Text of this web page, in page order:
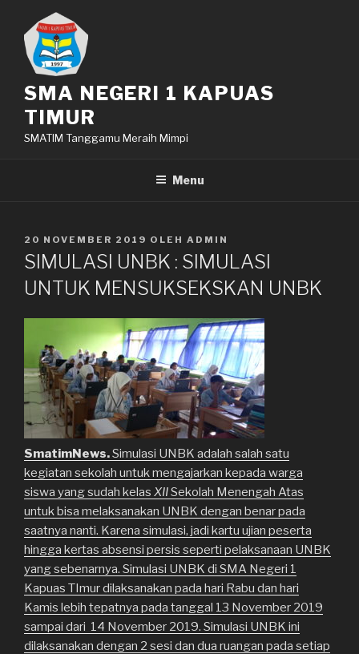
konten
SMA NEGERI 1 KAPUAS
TIMUR
SMATIM Tanggamu Meraih Mimpi
Menu
DIPOSKAN
PADA
20 NOVEMBER 2019 OLEH ADMIN
SIMULASI UNBK : SIMULASI
UNTUK MENSUKSEKSKAN UNBK
SmatimNews.Simulasi UNBK adalah salah satu
kegiatan sekolah untuk mengajarkan kepada warga
siswa yang sudah kelas XIISekolah Menengah Atas
untuk bisa melaksanakan UNBK dengan benar pada
saatnya nanti. Karena simulasi, jadi kartu ujian peserta
hingga kertas absensi persis seperti pelaksanaan UNBK
yang sebenarnya. Simulasi UNBK di SMA Negeri 1
Kapuas TImur dilaksanakan pada hari Rabu dan hari
Kamis lebih tepatnya pada tanggal 13 November 2019
sampai dari 14 November 2019. Simulasi UNBK ini
dilaksanakan dengan 2 sesi dan dua ruangan pada setiap